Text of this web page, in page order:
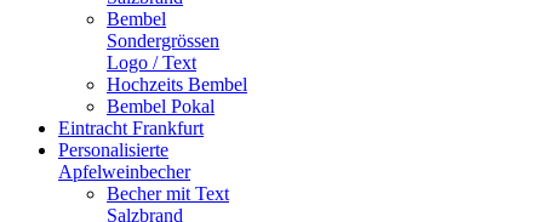
Bembel
Sondergrössen
Logo / Text
Hochzeits Bembel
Bembel Pokal
Eintracht Frankfurt
Personalisierte
Apfelweinbecher
Becher mit Text
Salzbrand